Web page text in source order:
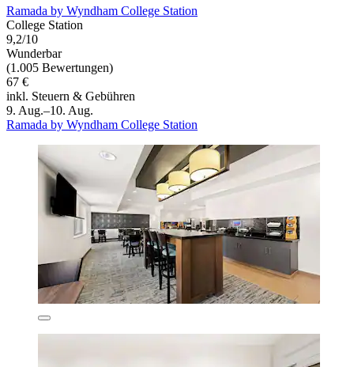
Ramada by Wyndham College Station
College Station
9,2/10
Wunderbar
(1.005 Bewertungen)
67 €
inkl. Steuern & Gebühren
9. Aug.–10. Aug.
Ramada by Wyndham College Station